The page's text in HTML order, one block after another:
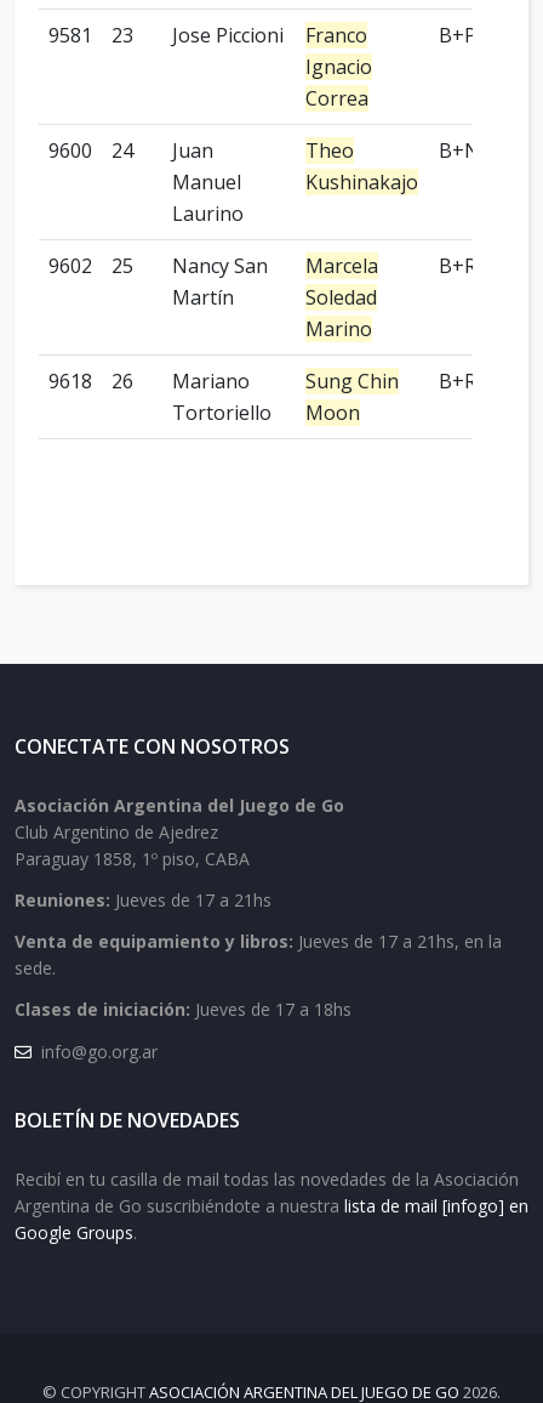
9581 23 Jose Piccioni
Franco
Ignacio
Correa
B+P
9600 24
Juan
Manuel
Laurino
Theo
Kushinakajo
B+N
9602 25
Nancy San
Martín
Marcela
Soledad
Marino
B+R
9618 26
Mariano
Tortoriello
Sung Chin
Moon
B+R
CONECTATE CON NOSOTROS
Asociación Argentina del Juego de Go
Club Argentino de Ajedrez
Paraguay 1858, 1º piso, CABA
Reuniones: Jueves de 17 a 21hs
Venta de equipamiento y libros: Jueves de 17 a 21hs, en la
sede.
Clases de iniciación: Jueves de 17 a 18hs
info@go.org.ar
BOLETÍN DE NOVEDADES
Recibí en tu casilla de mail todas las novedades de la Asociación
Argentina de Go suscribiéndote a nuestra lista de mail [infogo] en
Google Groups.
© COPYRIGHTASOCIACIÓN ARGENTINA DEL JUEGO DE GO 2026.